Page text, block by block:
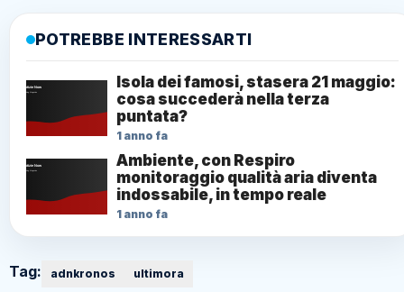
POTREBBE INTERESSARTI
Isola dei famosi, stasera 21 maggio:
cosa succederà nella terza
puntata?
1 anno fa
Ambiente, con Respiro
monitoraggio qualità aria diventa
indossabile, in tempo reale
1 anno fa
Tag: adnkronos ultimora